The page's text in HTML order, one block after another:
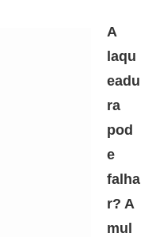
A
laqu
eadu
ra
pod
e
falha
r? A
mul